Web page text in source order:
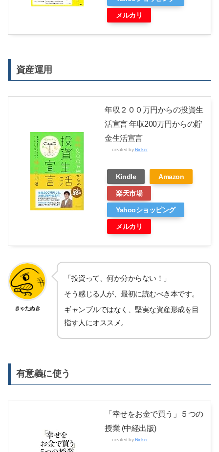
メルカリ
資産運用
年収２００万円からの投資生
活宣言 年収200万円からの貯
金生活宣言
created by Rinker
Kindle Amazon
楽天市場
Yahooショッピング
メルカリ
きゃたぬき
「投資って、何か分からない！」
そう感じる人が、最初に読むべき本です。
ギャンブルではなく、堅実な資産形成を目
指す人にオススメ。
有意義に使う
「幸せをお金で買う」５つの
授業 (中経出版)
created byRinker